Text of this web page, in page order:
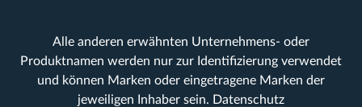
Alle anderen erwähnten Unternehmens- oder
Produktnamen werden nur zur Identifizierung verwendet
und können Marken oder eingetragene Marken der
jeweiligen Inhaber sein. Datenschutz